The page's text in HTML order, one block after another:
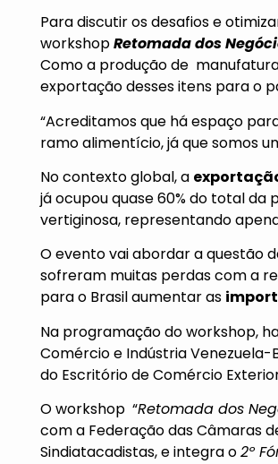
Para discutir os desafios e
workshopRetomada dos
Como a produção de
exportação desses itens para o
“Acreditamos que há espaço
ramo alimentício, já que somos
No contexto global, a
já ocupou quase 60% do total
vertiginosa, representando
O evento vai abordar a questão
sofreram muitas perdas com a
para o Brasil aumentar as
Na programação do workshop,
Comércio e Indústria Venezuela-
do Escritório de Comércio
O workshop “Retomada dos
com a Federação das Câmaras
Sindiatacadistas, e integra o2º